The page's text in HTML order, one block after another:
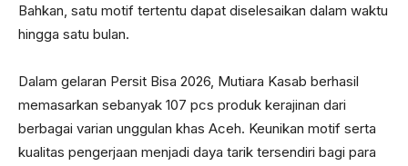
Bahkan, satu motif tertentu dapat diselesaikan dalam waktu
hingga satu bulan.
Dalam gelaran Persit Bisa 2026, Mutiara Kasab berhasil
memasarkan sebanyak 107 pcs produk kerajinan dari
berbagai varian unggulan khas Aceh. Keunikan motif serta
kualitas pengerjaan menjadi daya tarik tersendiri bagi para